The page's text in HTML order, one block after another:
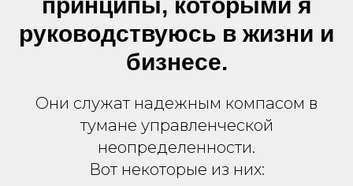
принципы, которыми я
руководствуюсь в жизни и
бизнесе.
Они служат надежным компасом в
тумане управленческой
неопределенности.
Вот некоторые из них: